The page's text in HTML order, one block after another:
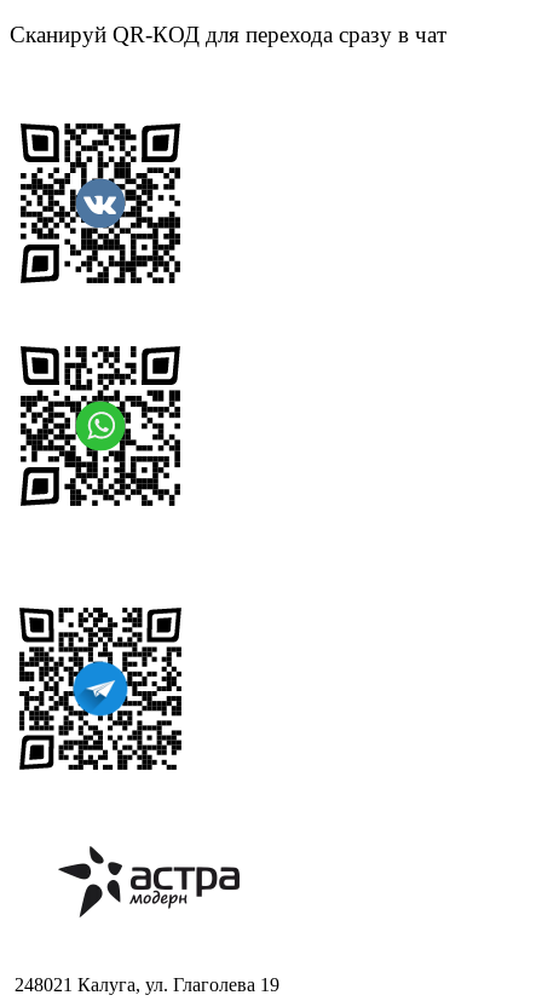
Сканируй QR-КОД для перехода сразу в чат
248021 Калуга, ул. Глаголева 19